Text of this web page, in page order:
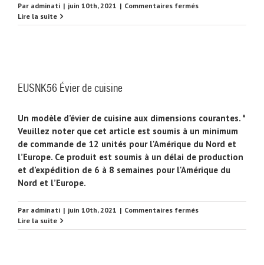
Par adminati | juin 10th, 2021 | Commentaires ferméssur
Évier
Lire la suite
EUSNK56 Évier de cuisine
Un modèle d’évier de cuisine aux dimensions courantes. *
Veuillez noter que cet article est soumis à un minimum
de commande de 12 unités pour l'Amérique du Nord et
l’Europe. Ce produit est soumis à un délai de production
et d’expédition de 6 à 8 semaines pour l'Amérique du
Nord et l’Europe.
Par adminati | juin 10th, 2021 | Commentaires ferméssur
Évier
Lire la suite